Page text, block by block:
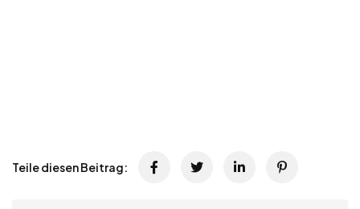
Teile diesen Beitrag: